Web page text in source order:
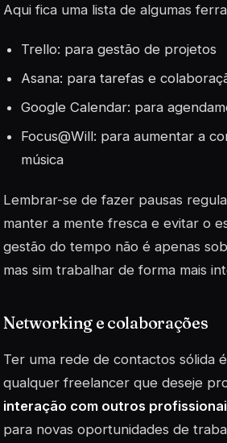
Aqui fica uma lista de algumas
Trello: para gestão de projetos
Asana: para tarefas e
Google Calendar: para
Focus@Will: para aumentar a
música
Lembrar-se de fazer pausas
manter a mente fresca e evitar o
gestão do tempo não é apenas
mas sim trabalhar de forma mais
Networking e colaborações
Ter uma rede de contactos sólida
qualquer freelancer que deseje
interação com outros
para novas oportunidades de